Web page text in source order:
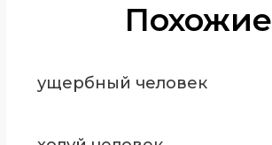
Похожие
ущербный человек